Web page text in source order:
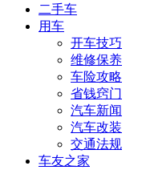
二手车
用车
开车技巧
维修保养
车险攻略
省钱窍门
汽车新闻
汽车改装
交通法规
车友之家